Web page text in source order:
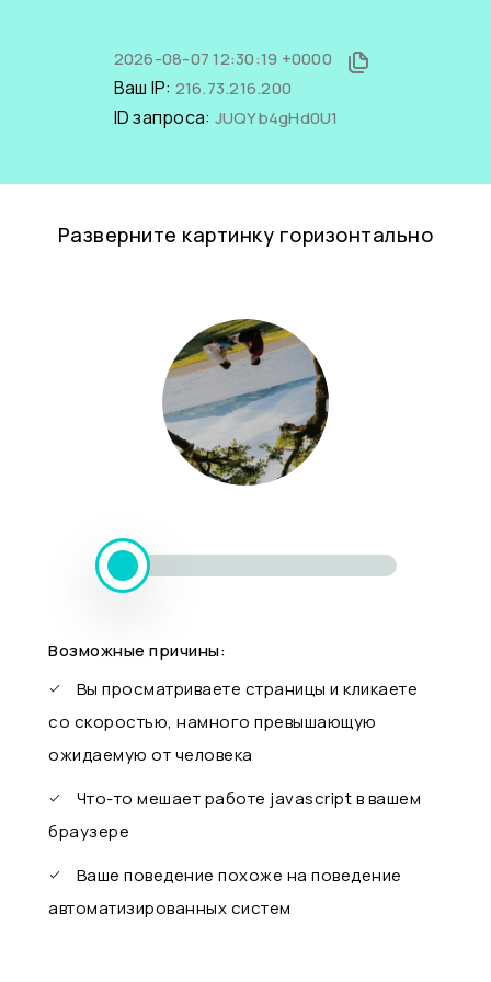
2026-08-07 12:30:19 +0000
Ваш IP: 216.73.216.200
ID запроса: JUQYb4gHd0U1
Разверните картинку горизонтально
Возможные причины:
Вы просматриваете страницы и кликаете
со скоростью, намного превышающую
ожидаемую от человека
Что-то мешает работе javascript в вашем
браузере
Ваше поведение похоже на поведение
автоматизированных систем